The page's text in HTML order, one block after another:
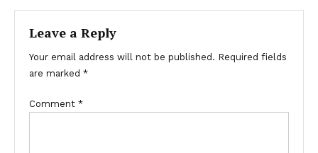
Leave a Reply
Your email address will not be published. Required fields
are marked *
Comment *